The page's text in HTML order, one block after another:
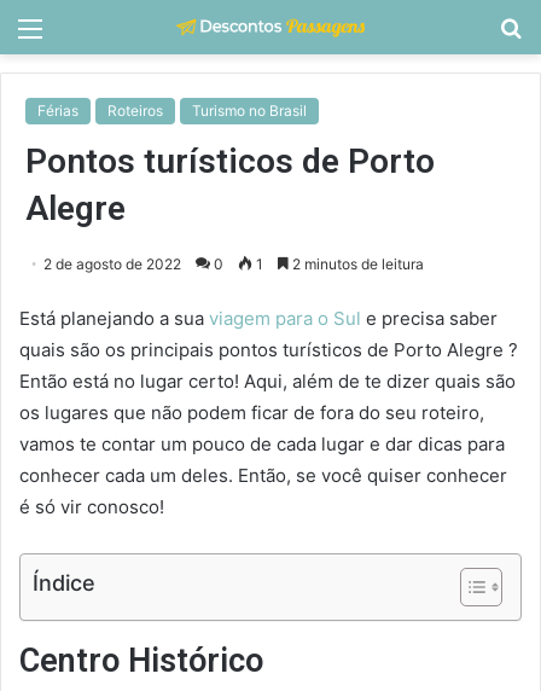
Menu
Férias Roteiros Turismo no Brasil
Pontos turísticos de Porto
Alegre
2 de agosto de 2022 0 1 2 minutos de leitura
Está planejando a sua viagem para o Sul e precisa saber
quais são os principais pontos turísticos de Porto Alegre ?
Então está no lugar certo! Aqui, além de te dizer quais são
os lugares que não podem ficar de fora do seu roteiro,
vamos te contar um pouco de cada lugar e dar dicas para
conhecer cada um deles. Então, se você quiser conhecer
é só vir conosco!
Índice
Centro Histórico